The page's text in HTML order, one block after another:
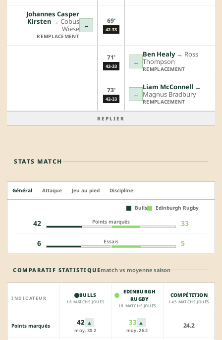
↔
Johannes Casper
Kirsten →︎ Cobus
Wiese
REMPLACEMENT
69'
42-33
71'
42-33
↔
Ben Healy→︎ Ross
Thompson
REMPLACEMENT
73'
42-33
↔
Liam McConnell →︎
Magnus Bradbury
REMPLACEMENT
REPLIER
STATS MATCH
Général Attaque Jeu au pied Discipline
Bulls Edinburgh Rugby
42 Points marqués 33
6 Essais 5
COMPARATIF STATISTIQUEmatch vs moyenne saison
INDICATEUR BULLS
18 MATCHS JOUÉS
EDINBURGH
RUGBY
18 MATCHS JOUÉS
COMPÉTITION
145 MATCHS JOUÉS
Points marqués 42 ▲
moy. 30.2
33 ▲
moy. 26.2
24.2